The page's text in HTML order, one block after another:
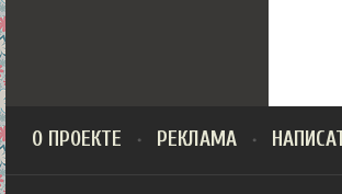
О ПРОЕКТЕ РЕКЛАМА